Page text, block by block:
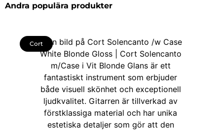
Andra populära produkter
Cort